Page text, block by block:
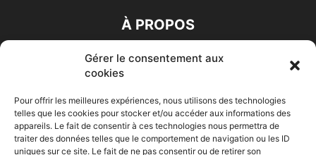
Gérer le consentement aux
cookies
Pour offrir les meilleures expériences, nous utilisons des technologies
telles que les cookies pour stocker et/ou accéder aux informations des
appareils. Le fait de consentir à ces technologies nous permettra de
traiter des données telles que le comportement de navigation ou les ID
uniques sur ce site. Le fait de ne pas consentir ou de retirer son
À PROPOS
SUIVEZ NOUS